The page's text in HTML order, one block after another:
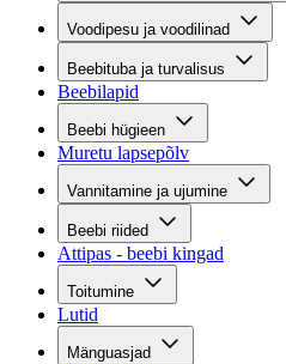
Voodipesu ja voodilinad
Beebituba ja turvalisus
Beebilapid
Beebi hügieen
Muretu lapsepõlv
Vannitamine ja ujumine
Beebi riided
Attipas - beebi kingad
Toitumine
Lutid
Mänguasjad